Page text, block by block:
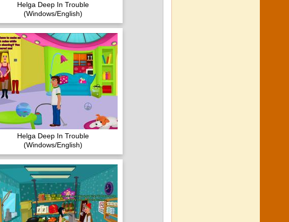
Helga Deep In Trouble
(Windows/English)
Helga Deep In Trouble
(Windows/English)